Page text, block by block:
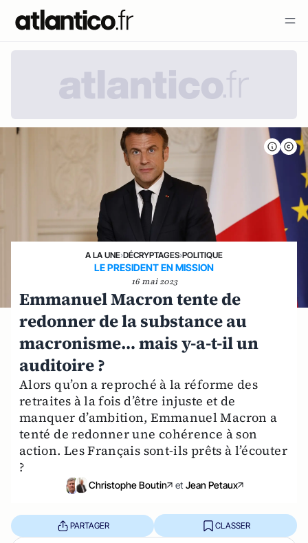
A LA UNE›DÉCRYPTAGES›POLITIQUE
LE PRESIDENT EN MISSION
16 mai 2023
Emmanuel Macron tente de
redonner de la substance au
macronisme… mais y-a-t-il un
auditoire ?
Alors qu’on a reproché à la réforme des
retraites à la fois d’être injuste et de
manquer d’ambition, Emmanuel Macron a
tenté de redonner une cohérence à son
action. Les Français sont-ils prêts à l’écouter
?
Christophe Boutin et Jean Petaux
PARTAGER CLASSER